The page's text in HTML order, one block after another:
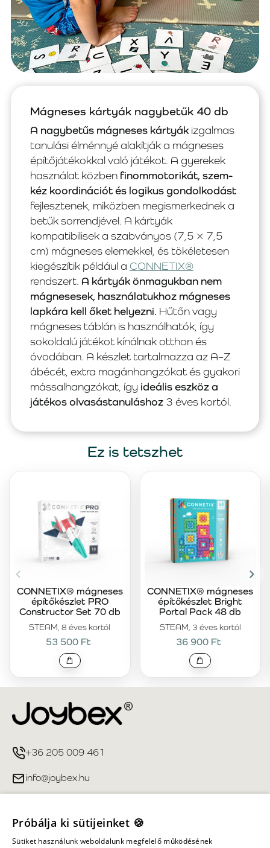
Mágneses kártyák nagybetűk 40 db
A nagybetűs mágneses kártyák izgalmas
tanulási élménnyé alakítják a mágneses
építőjátékokkal való játékot. A gyerekek
használat közben finommotorikát, szem-
kéz koordinációt és logikus gondolkodást
fejlesztenek, miközben megismerkednek a
betűk sorrendjével. A kártyák
kompatibilisek a szabványos (7,5 × 7,5
cm) mágneses elemekkel, és tökéletesen
kiegészítik például a CONNETIX®
rendszert. A kártyák önmagukban nem
mágnesesek, használatukhoz mágneses
lapkára kell őket helyezni. Hűtőn vagy
mágneses táblán is használhatók, így
sokoldalú játékot kínálnak otthon és
óvodában. A készlet tartalmazza az A–Z
ábécét, extra magánhangzókat és gyakori
mássalhangzókat, így ideális eszköz a
játékos olvasástanuláshoz 3 éves kortól.
Ez is tetszhet
STEAM, 8 éves kortól
CONNETIX® mágneses
építőkészlet PRO
Constructor Set 70 db
53 500 Ft
STEAM, 3 éves kortól
CONNETIX® mágneses
építőkészlet Bright
Portal Pack 48 db
36 900 Ft
+36 205 009 461
info@joybex.hu
Fiókom
Próbálja ki sütijeinket 🍪
Sütiket használunk weboldalunk megfelelő működésének